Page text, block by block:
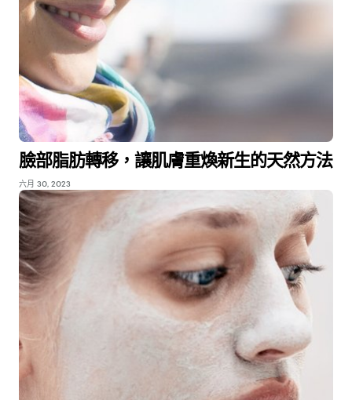
臉部脂肪轉移，讓肌膚重煥新生的天然方法
六月 30, 2023